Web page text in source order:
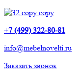
+7 (499) 322-80-81
info@mebelnovelti.ru
Заказать звонок